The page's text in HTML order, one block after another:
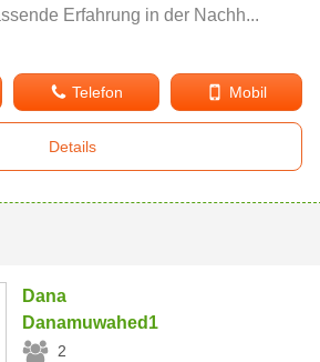
Erfahrung in der Nachh...
Telefon Mobil
Details
Dana
Danamuwahed1
2